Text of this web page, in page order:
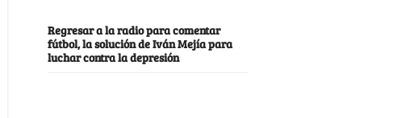
Regresar a la radio para comentar
fútbol, la solución de Iván Mejía para
luchar contra la depresión